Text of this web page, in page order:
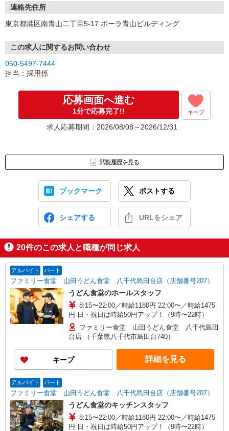
連絡先住所
東京都港区南青山二丁目5-17 ポーラ青山ビルディング
この求人に関するお問い合わせ
050-5497-7444
担当：採用係
応募画面へ進む
1分で応募完了!! キープ
求人応募期間：2026/08/08～2026/12/31
閲覧履歴を見る
ブックマーク ポストする
シェアする URLをシェア
20件のこの求人と職種が同じ求人
アルバイト パート
ファミリー食堂 山田うどん食堂 八千代島田台店（店舗番号207）
うどん食堂のホールスタッフ
8:15〜22:00／時給1180円 22:00〜／時給1475
円 日・祝日は時給50円アップ！（9時〜22時）
ファミリー食堂 山田うどん食堂 八千代島田
台店 （千葉県八千代市島田台740）
キープ 詳細を見る
アルバイト パート
ファミリー食堂 山田うどん食堂 八千代島田台店（店舗番号207）
うどん食堂のキッチンスタッフ
8:15〜22:00／時給1180円 22:00〜／時給1475
円 日・祝日は時給50円アップ！（9時〜22時）